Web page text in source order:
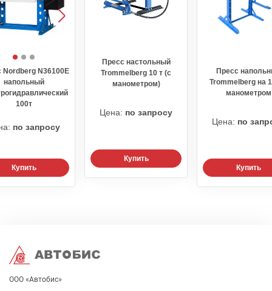
Nordberg N36100E
напольный
100т
по запросу
Купить
Пресс настольный
Trommelberg 10 т (с
манометром)
Цена: по запросу
Купить
Пресс
Trommelberg на
манометром
Цена: по
Купить
ООО «Автобис»